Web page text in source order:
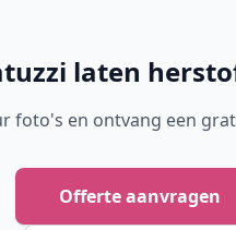
laten
foto's en ontvang een
Offerte aanvragen